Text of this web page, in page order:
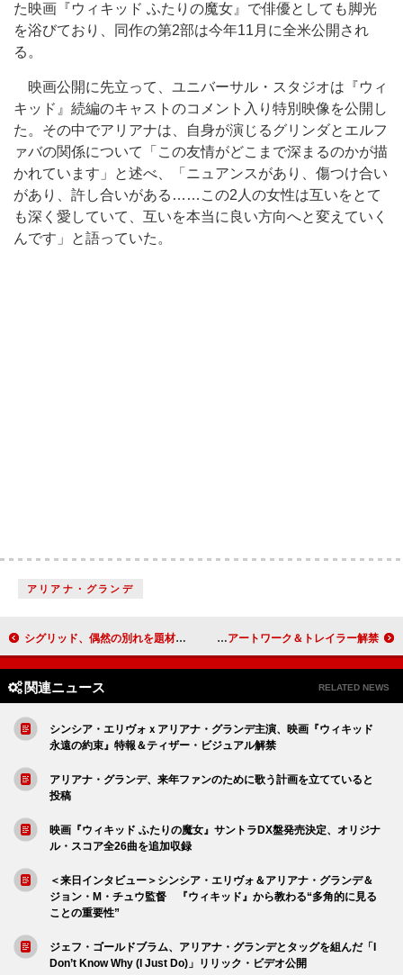
た映画『ウィキッド ふたりの魔女』で俳優としても脚光
を浴びており、同作の第2部は今年11月に全米公開され
る。
映画公開に先立って、ユニバーサル・スタジオは『ウィ
キッド』続編のキャストのコメント入り特別映像を公開し
た。その中でアリアナは、自身が演じるグリンダとエルフ
ァバの関係について「この友情がどこまで深まるのかが描
かれています」と述べ、「ニュアンスがあり、傷つけ合い
があり、許し合いがある……この2人の女性は互いをとて
も深く愛していて、互いを本当に良い方向へと変えていく
んです」と語っていた。
アリアナ・グランデ
シグリッド、偶然の別れを題材にしたニューALより新曲「Fort Knox」公開 ドージャ・キャット、ニューAL『Vie』アートワーク＆トレイラー解禁
関連ニュース RELATED NEWS
シンシア・エリヴォｘアリアナ・グランデ主演、映画『ウィキッド
永遠の約束』特報＆ティザー・ビジュアル解禁
アリアナ・グランデ、来年ファンのために歌う計画を立てていると
投稿
映画『ウィキッド ふたりの魔女』サントラDX盤発売決定、オリジナ
ル・スコア全26曲を追加収録
＜来日インタビュー＞シンシア・エリヴォ＆アリアナ・グランデ＆
ジョン・M・チュウ監督 『ウィキッド』から教わる“多角的に見る
ことの重要性”
ジェフ・ゴールドブラム、アリアナ・グランデとタッグを組んだ「I
Don’t Know Why (I Just Do)」リリック・ビデオ公開